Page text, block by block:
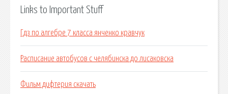
Links to Important Stuff
Гдз по алгебре 7 класса янченко кравчук
Расписание автобусов с челябинска до лисаковска
Фильм дифтерия скачать